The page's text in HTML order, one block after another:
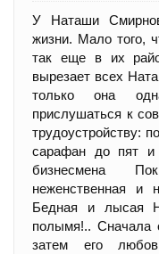
У Наташи
жизни. Мало того,
так еще в их
вырезает всех
только она
прислушаться к
трудоустройству:
сарафан до пят и
бизнесмена
неженственная и
Бедная и лысая
полымя!.. Сначала
затем его